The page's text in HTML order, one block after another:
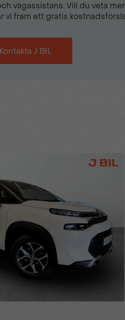
vägassistans. Vill du veta
vi fram ett gratis
Kontakta J BIL